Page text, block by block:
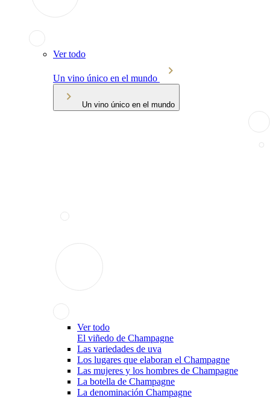
Ver todo
Un vino único en el mundo
Un vino único en el mundo
Ver todo
El viñedo de Champagne
Las variedades de uva
Los lugares que elaboran el Champagne
Las mujeres y los hombres de Champagne
La botella de Champagne
La denominación Champagne